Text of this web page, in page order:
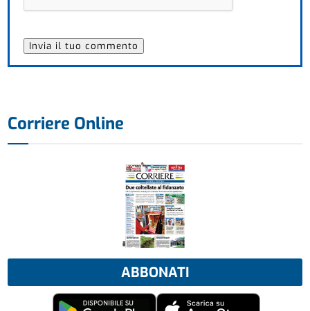
Corriere Online
ABBONATI